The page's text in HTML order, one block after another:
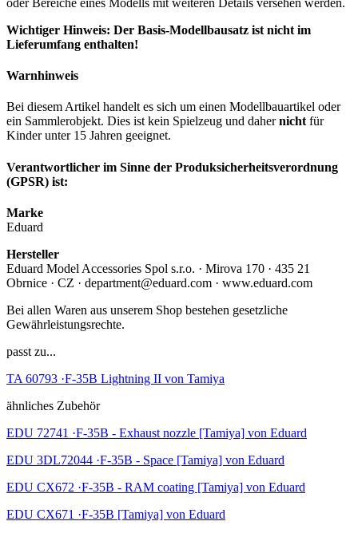
Wichtiger Hinweis: Der Basis-Modellbausatz ist nicht im
Lieferumfang enthalten!
Warnhinweis
Bei diesem Artikel handelt es sich um einen Modellbauartikel oder
ein Sammlerobjekt. Dies ist kein Spielzeug und dahernicht für
Kinder unter 15 Jahren geeignet.
Verantwortlicher im Sinne der Produksicherheitsverordnung
(GPSR) ist:
Marke
Eduard
Hersteller
Eduard Model Accessories Spol s.r.o. · Mirova 170 · 435 21
Obrnice · CZ · department@eduard.com · www.eduard.com
Bei allen Waren aus unserem Shop bestehen gesetzliche
Gewährleistungsrechte.
passt zu...
TA 60793 ·F-35B Lightning II von Tamiya
ähnliches Zubehör
EDU 72741 ·F-35B - Exhaust nozzle [Tamiya] von Eduard
EDU 3DL72044 ·F-35B - Space [Tamiya] von Eduard
EDU CX672 ·F-35B - RAM coating [Tamiya] von Eduard
EDU CX671 ·F-35B [Tamiya] von Eduard